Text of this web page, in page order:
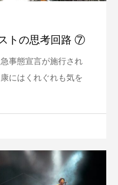
トの思考回路 ⑦
事態宣言が施行され
にはくれぐれも気を